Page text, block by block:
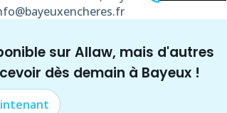
sur Allaw, mais d'autres
dès demain à Bayeux !